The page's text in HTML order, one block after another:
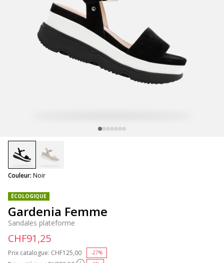
ÉCOLOGIQUE
Gardenia Femme
Sandales plateforme
Prix catalogue: Price reduced from
CHF125,00 -27%
CHF91,25
Couleur: Noir
selected